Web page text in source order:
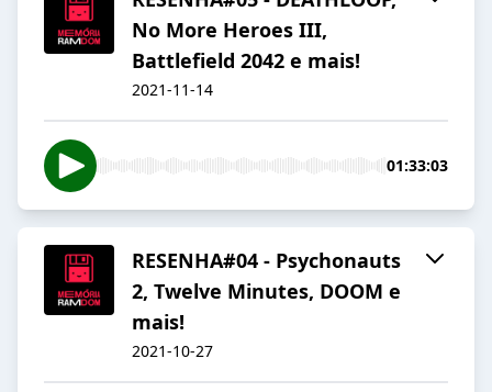
No More Heroes III,
Battlefield 2042 e mais!
2021-11-14
01:33:03
RESENHA#04 - Psychonauts
2, Twelve Minutes, DOOM e
mais!
2021-10-27